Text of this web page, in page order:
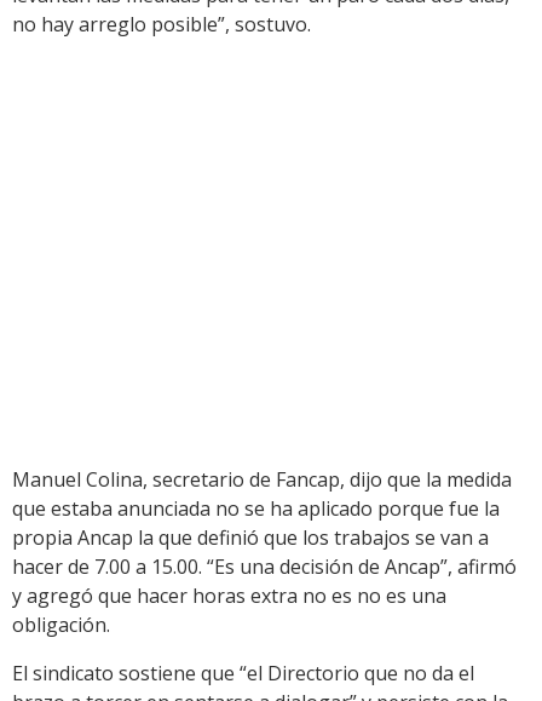
no hay arreglo posible”, sostuvo.
Manuel Colina, secretario de Fancap, dijo que la medida
que estaba anunciada no se ha aplicado porque fue la
propia Ancap la que definió que los trabajos se van a
hacer de 7.00 a 15.00. “Es una decisión de Ancap”, afirmó
y agregó que hacer horas extra no es no es una
obligación.
El sindicato sostiene que “el Directorio que no da el